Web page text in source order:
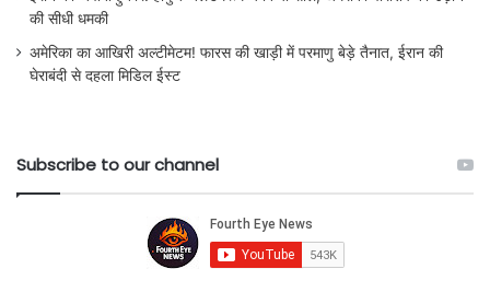
की सीधी धमकी
अमेरिका का आखिरी अल्टीमेटम! फारस की खाड़ी में परमाणु बेड़े तैनात, ईरान की
घेराबंदी से दहला मिडिल ईस्ट
Subscribe to our channel